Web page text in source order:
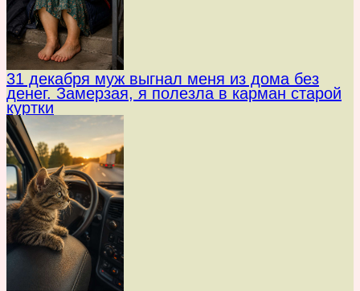
31 декабря муж выгнал меня из дома без
денег. Замерзая, я полезла в карман старой
куртки